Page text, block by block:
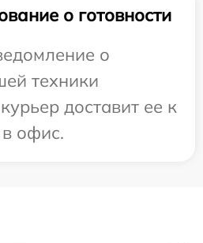
о готовности
о
техники
доставит ее к
офис.